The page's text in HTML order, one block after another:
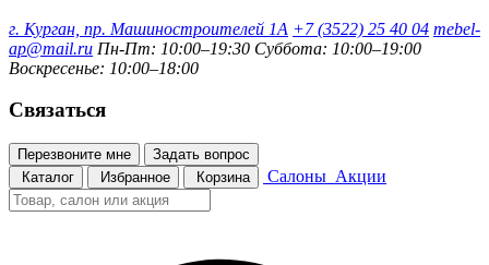
г. Курган, пр. Машиностроителей 1А +7 (3522) 25 40 04 mebel-
ap@mail.ru Пн-Пт: 10:00–19:30 Суббота: 10:00–19:00
Воскресенье: 10:00–18:00
Связаться
Перезвоните мне
Задать вопрос
Каталог
Избранное Корзина Салоны Акции